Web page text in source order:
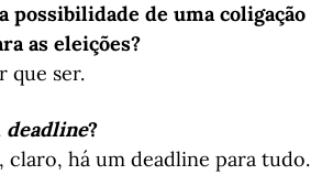
possibilidade de uma coligação
as eleições?
que ser.
deadline?
claro, há um deadline para tudo.